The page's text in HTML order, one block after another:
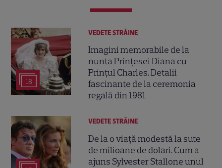
18
VEDETE STRĂINE
Imagini memorabile de la
nunta Prințesei Diana cu
Prințul Charles. Detalii
fascinante de la ceremonia
regală din 1981
VEDETE STRĂINE
De la o viață modestă la sute
de milioane de dolari. Cum a
ajuns Sylvester Stallone unul